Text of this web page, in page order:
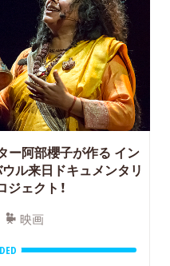
ー阿部櫻子が作る イン
ル来日ドキュメンタリ
ェクト！
映画